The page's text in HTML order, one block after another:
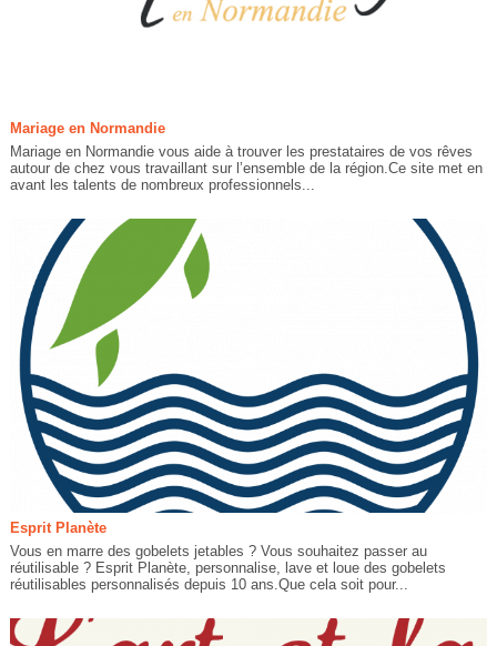
Mariage en Normandie
Mariage en Normandie vous aide à trouver les prestataires de vos rêves
autour de chez vous travaillant sur l’ensemble de la région.Ce site met en
avant les talents de nombreux professionnels...
Esprit Planète
Vous en marre des gobelets jetables ? Vous souhaitez passer au
réutilisable ? Esprit Planète, personnalise, lave et loue des gobelets
réutilisables personnalisés depuis 10 ans.Que cela soit pour...